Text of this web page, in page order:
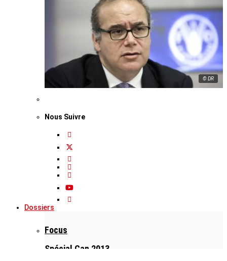
© DR
Nous Suivre
Dossiers
Focus
Spécial Can 2013